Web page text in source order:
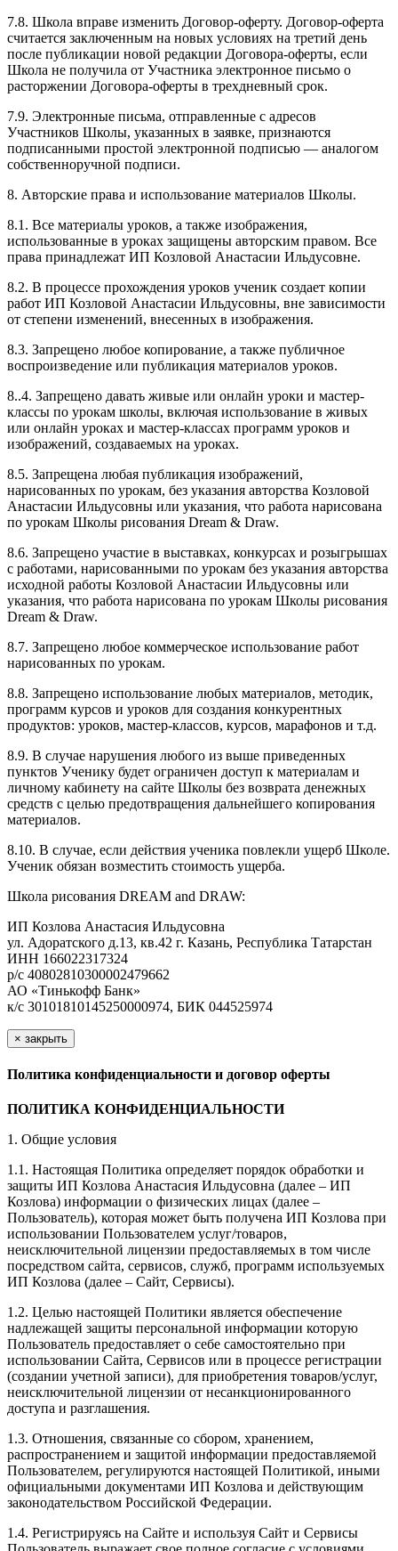
7.8. Школа вправе изменить Договор-оферту. Договор-оферта
считается заключенным на новых условиях на третий день
после публикации новой редакции Договора-оферты, если
Школа не получила от Участника электронное письмо о
расторжении Договора-оферты в трехдневный срок.
7.9. Электронные письма, отправленные с адресов
Участников Школы, указанных в заявке, признаются
подписанными простой электронной подписью — аналогом
собственноручной подписи.
8. Авторские права и использование материалов Школы.
8.1. Все материалы уроков, а также изображения,
использованные в уроках защищены авторским правом. Все
права принадлежат ИП Козловой Анастасии Ильдусовне.
8.2. В процессе прохождения уроков ученик создает копии
работ ИП Козловой Анастасии Ильдусовны, вне зависимости
от степени изменений, внесенных в изображения.
8.3. Запрещено любое копирование, а также публичное
воспроизведение или публикация материалов уроков.
8..4. Запрещено давать живые или онлайн уроки и мастер-
классы по урокам школы, включая использование в живых
или онлайн уроках и мастер-классах программ уроков и
изображений, создаваемых на уроках.
8.5. Запрещена любая публикация изображений,
нарисованных по урокам, без указания авторства Козловой
Анастасии Ильдусовны или указания, что работа нарисована
по урокам Школы рисования Dream & Draw.
8.6. Запрещено участие в выставках, конкурсах и розыгрышах
с работами, нарисованными по урокам без указания авторства
исходной работы Козловой Анастасии Ильдусовны или
указания, что работа нарисована по урокам Школы рисования
Dream & Draw.
8.7. Запрещено любое коммерческое использование работ
нарисованных по урокам.
8.8. Запрещено использование любых материалов, методик,
программ курсов и уроков для создания конкурентных
продуктов: уроков, мастер-классов, курсов, марафонов и т.д.
8.9. В случае нарушения любого из выше приведенных
пунктов Ученику будет ограничен доступ к материалам и
личному кабинету на сайте Школы без возврата денежных
средств с целью предотвращения дальнейшего копирования
материалов.
8.10. В случае, если действия ученика повлекли ущерб Школе.
Ученик обязан возместить стоимость ущерба.
Школа рисования DREAM and DRAW:
ИП Козлова Анастасия Ильдусовна
ул. Адоратского д.13, кв.42 г. Казань, Республика Татарстан
ИНН 166022317324
р/с 40802810300002479662
АО «Тинькофф Банк»
к/с 30101810145250000974, БИК 044525974
× закрыть
Политика конфиденциальности и договор оферты
ПОЛИТИКА КОНФИДЕНЦИАЛЬНОСТИ
1. Общие условия
1.1. Настоящая Политика определяет порядок обработки и
защиты ИП Козлова Анастасия Ильдусовна (далее – ИП
Козлова) информации о физических лицах (далее –
Пользователь), которая может быть получена ИП Козлова при
использовании Пользователем услуг/товаров,
неисключительной лицензии предоставляемых в том числе
посредством сайта, сервисов, служб, программ используемых
ИП Козлова (далее – Сайт, Сервисы).
1.2. Целью настоящей Политики является обеспечение
надлежащей защиты персональной информации которую
Пользователь предоставляет о себе самостоятельно при
использовании Сайта, Сервисов или в процессе регистрации
(создании учетной записи), для приобретения товаров/услуг,
неисключительной лицензии от несанкционированного
доступа и разглашения.
1.3. Отношения, связанные со сбором, хранением,
распространением и защитой информации предоставляемой
Пользователем, регулируются настоящей Политикой, иными
официальными документами ИП Козловa и действующим
законодательством Российской Федерации.
1.4. Регистрируясь на Сайте и используя Сайт и Сервисы